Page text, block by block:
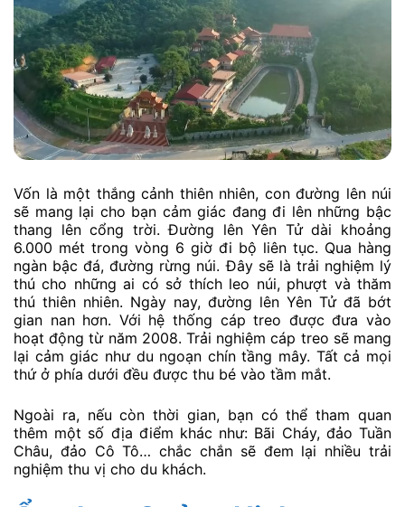
Vốn là một thắng cảnh thiên nhiên, con đường lên núi
sẽ mang lại cho bạn cảm giác đang đi lên những bậc
thang lên cổng trời. Đường lên Yên Tử dài khoảng
6.000 mét trong vòng 6 giờ đi bộ liên tục. Qua hàng
ngàn bậc đá, đường rừng núi. Đây sẽ là trải nghiệm lý
thú cho những ai có sở thích leo núi, phượt và thăm
thú thiên nhiên. Ngày nay, đường lên Yên Tử đã bớt
gian nan hơn. Với hệ thống cáp treo được đưa vào
hoạt động từ năm 2008. Trải nghiệm cáp treo sẽ mang
lại cảm giác như du ngoạn chín tầng mây. Tất cả mọi
thứ ở phía dưới đều được thu bé vào tầm mắt.
Ngoài ra, nếu còn thời gian, bạn có thể tham quan
thêm một số địa điểm khác như: Bãi Cháy, đảo Tuần
Châu, đảo Cô Tô… chắc chắn sẽ đem lại nhiều trải
nghiệm thu vị cho du khách.